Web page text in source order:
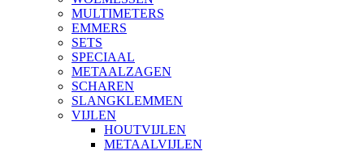
MULTIMETERS
EMMERS
SETS
SPECIAAL
METAALZAGEN
SCHAREN
SLANGKLEMMEN
VIJLEN
HOUTVIJLEN
METAALVIJLEN